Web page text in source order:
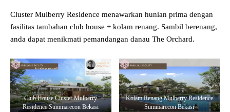
Cluster Mulberry Residence menawarkan hunian prima dengan
fasilitas tambahan club house + kolam renang. Sambil berenang,
anda dapat menikmati pemandangan danau The Orchard.
Club House Cluster Mulberry
Residence Summarecon Bekasi
Kolam Renang Mulberry Residence
Summarecon Bekasi